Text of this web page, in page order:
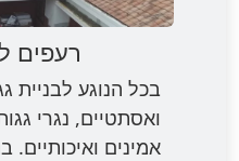
רעפים
בכל הנוגע לבניית
ואסתטיים, נגרי
אמינים